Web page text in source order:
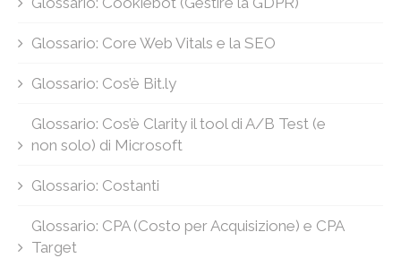
Glossario: Core Web Vitals e la SEO
Glossario: Cos’è Bit.ly
Glossario: Cos’è Clarity il tool di A/B Test (e
non solo) di Microsoft
Glossario: Costanti
Glossario: CPA (Costo per Acquisizione) e CPA
Target